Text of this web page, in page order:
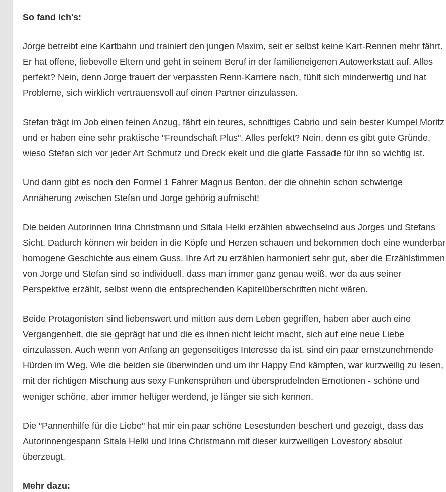
So fand ich's:
Jorge betreibt eine Kartbahn und trainiert den jungen Maxim, seit er selbst keine Kart-Rennen mehr fährt.
Er hat offene, liebevolle Eltern und geht in seinem Beruf in der familieneigenen Autowerkstatt auf. Alles
perfekt? Nein, denn Jorge trauert der verpassten Renn-Karriere nach, fühlt sich minderwertig und hat
Probleme, sich wirklich vertrauensvoll auf einen Partner einzulassen.
Stefan trägt im Job einen feinen Anzug, fährt ein teures, schnittiges Cabrio und sein bester Kumpel Moritz
und er haben eine sehr praktische "Freundschaft Plus". Alles perfekt? Nein, denn es gibt gute Gründe,
wieso Stefan sich vor jeder Art Schmutz und Dreck ekelt und die glatte Fassade für ihn so wichtig ist.
Und dann gibt es noch den Formel 1 Fahrer Magnus Benton, der die ohnehin schon schwierige
Annäherung zwischen Stefan und Jorge gehörig aufmischt!
Die beiden Autorinnen Irina Christmann und Sitala Helki erzählen abwechselnd aus Jorges und Stefans
Sicht. Dadurch können wir beiden in die Köpfe und Herzen schauen und bekommen doch eine wunderbar
homogene Geschichte aus einem Guss. Ihre Art zu erzählen harmoniert sehr gut, aber die Erzählstimmen
von Jorge und Stefan sind so individuell, dass man immer ganz genau weiß, wer da aus seiner
Perspektive erzählt, selbst wenn die entsprechenden Kapitelüberschriften nicht wären.
Beide Protagonisten sind liebenswert und mitten aus dem Leben gegriffen, haben aber auch eine
Vergangenheit, die sie geprägt hat und die es ihnen nicht leicht macht, sich auf eine neue Liebe
einzulassen. Auch wenn von Anfang an gegenseitiges Interesse da ist, sind ein paar ernstzunehmende
Hürden im Weg. Wie die beiden sie überwinden und um ihr Happy End kämpfen, war kurzweilig zu lesen,
mit der richtigen Mischung aus sexy Funkensprühen und übersprudelnden Emotionen - schöne und
weniger schöne, aber immer heftiger werdend, je länger sie sich kennen.
Die "Pannenhilfe für die Liebe" hat mir ein paar schöne Lesestunden beschert und gezeigt, dass das
Autorinnengespann Sitala Helki und Irina Christmann mit dieser kurzweiligen Lovestory absolut
überzeugt.
Mehr dazu: